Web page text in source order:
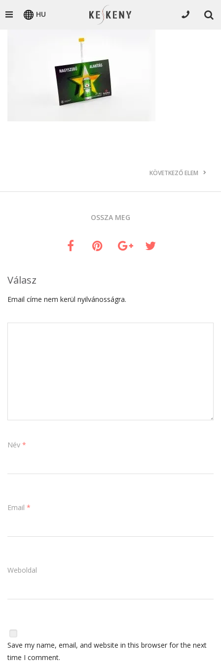
HU
KÖVETKEZŐ ELEM
OSSZA MEG
Válasz
Email címe nem kerül nyilvánosságra.
Név *
Email *
Weboldal
Save my name, email, and website in this browser for the next
time I comment.